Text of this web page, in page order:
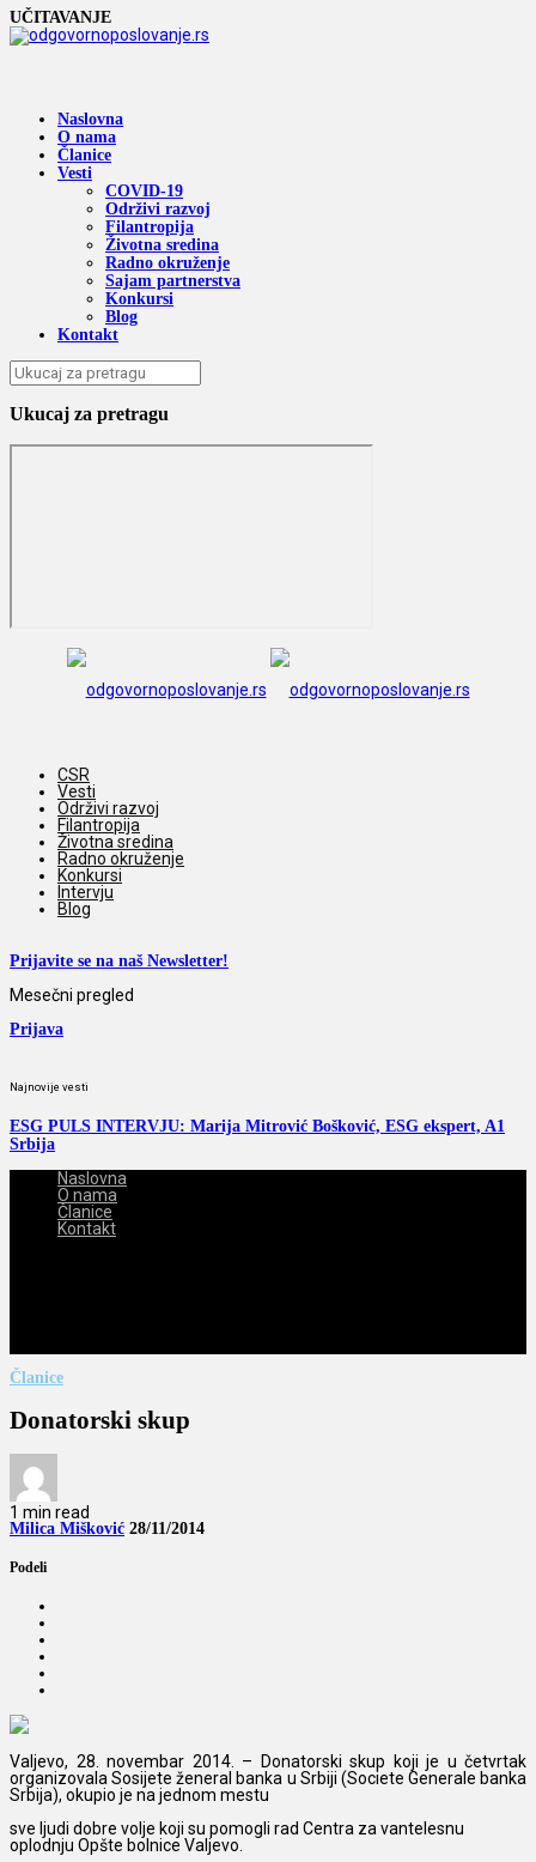
UČITAVANJE
Naslovna
O nama
Članice
Vesti
COVID-19
Održivi razvoj
Filantropija
Životna sredina
Radno okruženje
Sajam partnerstva
Konkursi
Blog
Kontakt
Ukucaj za pretragu
CSR
Vesti
Održivi razvoj
Filantropija
Životna sredina
Radno okruženje
Konkursi
Intervju
Blog
Prijavite se na naš Newsletter!
Mesečni pregled
Prijava
Najnovije vesti
ESG PULS INTERVJU: Marija Mitrović Bošković, ESG ekspert, A1
Srbija
Naslovna
O nama
Članice
Kontakt
Članice
Donatorski skup
1 min read
Milica Mišković 28/11/2014
Podeli
Valjevo, 28. novembar 2014. –
Donatorski skup koji je u četvrtak
organizovala Sosijete ženeral banka u Srbiji (Societe Generale banka
Srbija), okupio je na jednom mestu
sve ljudi dobre volje koji su pomogli rad Centra za vantelesnu
oplodnju Opšte bolnice Valjevo.